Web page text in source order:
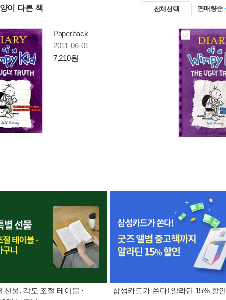
이 다른 책 전체선택 판매량순
Paperback
2011-06-01
7,210원
선물. 각도 조절 테이블 ·
삼성카드가 쏜다! 알라딘 15% 할인